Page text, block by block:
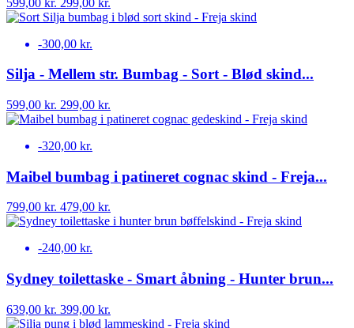
-300,00 kr.
Silja - Mellem str. Bumbag - Sort - Blød skind...
599,00 kr. 299,00 kr.
-320,00 kr.
Maibel bumbag i patineret cognac skind - Freja...
799,00 kr. 479,00 kr.
-240,00 kr.
Sydney toilettaske - Smart åbning - Hunter brun...
639,00 kr. 399,00 kr.